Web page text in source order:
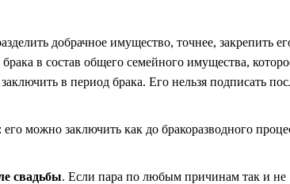
добрачное имущество, точнее, закрепить
в состав общего семейного имущества,
в период брака. Его нельзя подписать
: его можно заключить как до бракоразводного
свадьбы. Если пара по любым причинам так и не